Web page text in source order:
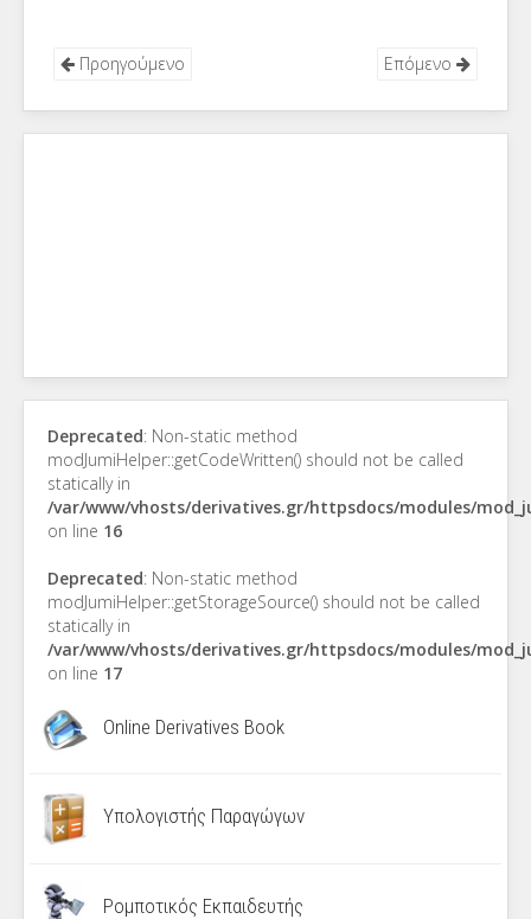
Προηγούμενο Επόμενο
Deprecated: Non-static method
modJumiHelper::getCodeWritten() should not be called
statically in
/var/www/vhosts/derivatives.gr/httpsdocs/modules/
on line 16
Deprecated: Non-static method
modJumiHelper::getStorageSource() should not be called
statically in
/var/www/vhosts/derivatives.gr/httpsdocs/modules/
on line 17
Online Derivatives Book
Υπολογιστής Παραγώγων
Ρομποτικός Εκπαιδευτής